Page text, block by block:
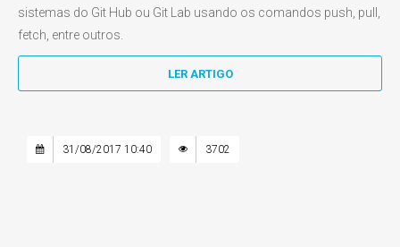
sistemas do Git Hub ou Git Lab usando os comandos push, pull,
fetch, entre outros.
LER ARTIGO
31/08/2017 10:40 3702